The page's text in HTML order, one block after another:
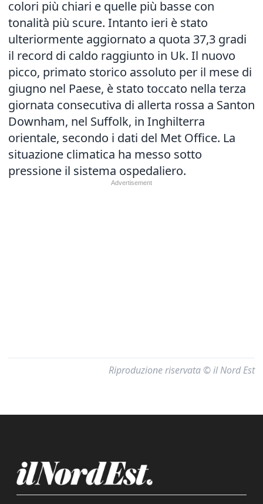
colori più chiari e quelle più basse con
tonalità più scure. Intanto ieri è stato
ulteriormente aggiornato a quota 37,3 gradi
il record di caldo raggiunto in Uk. Il nuovo
picco, primato storico assoluto per il mese di
giugno nel Paese, è stato toccato nella terza
giornata consecutiva di allerta rossa a Santon
Downham, nel Suffolk, in Inghilterra
orientale, secondo i dati del Met Office. La
situazione climatica ha messo sotto
pressione il sistema ospedaliero.
Riproduzione riservata © il Nord Est